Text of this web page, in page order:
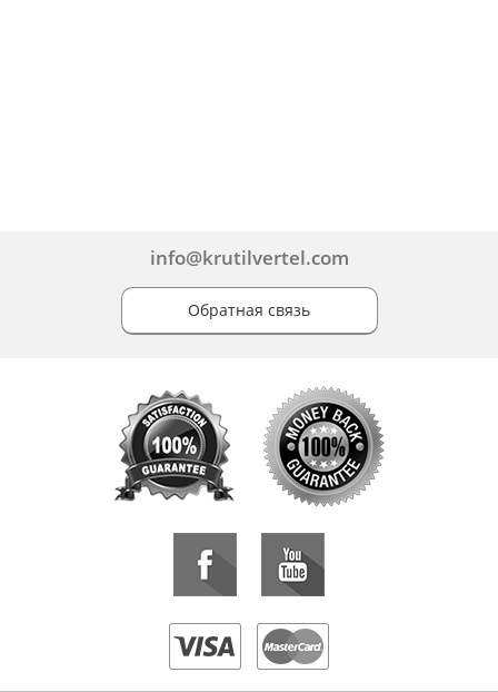
info@krutilvertel.com
Обратная связь